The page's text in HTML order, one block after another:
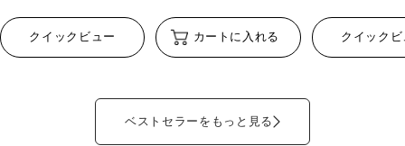
クイックビュー カートに入れる クイック
ベストセラーをもっと見る